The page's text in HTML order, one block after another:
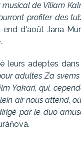
de Viliam
profiter des
end d'août Jana
leurs adeptes
adultes Za
Yakari, qui,
air nous attend,
par le duo